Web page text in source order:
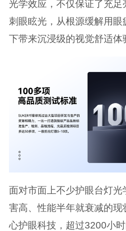
光学效应，不仅保证了充足
刺眼眩光，从根源缓解用
下带来沉浸级的视觉舒适体
面对市面上不少护眼台灯
害高、性能半年就衰减的
心护眼科技，超过3200小